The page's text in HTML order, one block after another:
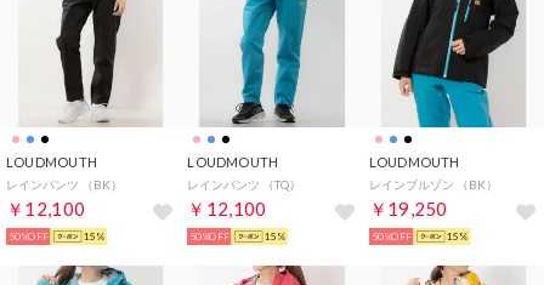
LOUDMOUTH
レインパンツ （BK）
￥12,100
50%OFF 15%
LOUDMOUTH
レインパンツ （TQ）
￥12,100
50%OFF 15%
LOUDMOUTH
レインブルゾン （BK）
￥19,250
50%OFF 15%